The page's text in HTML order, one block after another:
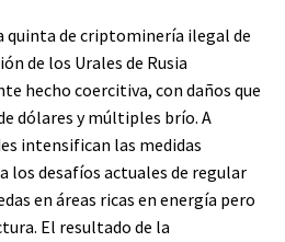
quinta de criptominería ilegal de
de los Urales de Rusia
hecho coercitiva, con daños que
dólares y múltiples brío. A
intensifican las medidas
los desafíos actuales de regular
en áreas ricas en energía pero
El resultado de la